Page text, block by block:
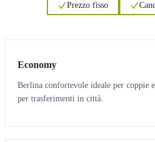
Prezzo fisso
Economy
Berlina confortevole ideale per coppie
per trasferimenti in città.
3 3